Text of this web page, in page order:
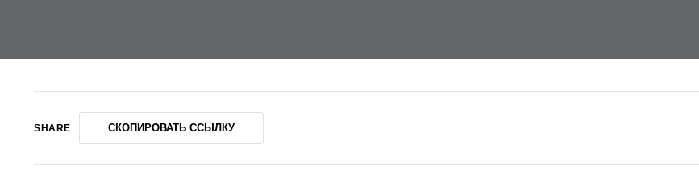
SHARE СКОПИРОВАТЬ ССЫЛКУ